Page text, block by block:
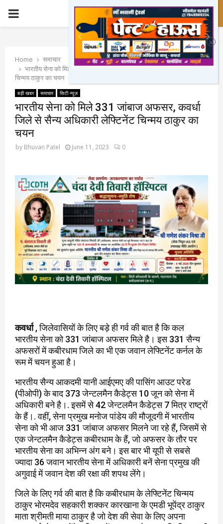
PRIMARY
Home
समाचार
भारतीय सेना को मिले 331 जांबाज अफसर, कवर्धा जिले से सैन्य अधिकारी लेफ्टिनेंट
चिन्मय ठाकुर का चयन
बड़ी खबर समाचार सिटी न्यूज़
भारतीय सेना को मिले 331 जांबाज अफसर, कवर्धा
जिले से सैन्य अधिकारी लेफ्टिनेंट चिन्मय ठाकुर का
चयन
by Bhuvan Patel June 11, 2023 0
कवर्धा, जिलेवासियों के लिए बड़े ही गर्व की बात है कि कल
भारतीय सेना को 331 जांबाज अफसर मिले है। इस 331 सैन्य
अफसरों में कबीरधाम जिले का भी एक जवान लेफ्टिनेंट कर्नल के
रूम में चयन हुआ है।
भारतीय सैन्य आकदमी यानी आईएमए की पासिंग आउट परेड
(पीओपी) के बाद 373 जेन्टलमैन कैडेट्स 10 जून को सेना में
अधिकारी बने है।. इसमें से 42 जेन्टलमैन कैडेट्स 7 मित्र राष्ट्रों
के हैं।. वहीं, सेना प्रमुख मनोज पांडेय की मौजूदगी में भारतीय
सेना को भी आज 331 जांबाज अफसर मिलने जा रहे हैं, जिसमें से
एक जेन्टलमैन कैडेट्स कबीरधाम के हैं, जो अफसर के तौर पर
भारतीय सेना का अभिन्न अंग बने। इस बार भी यूपी से सबसे
ज्यादा 36 जवान भारतीय सेना में अधिकारी बनें सेना प्रमुख की
अगुवाई में जवान देश की रक्षा की शपथ लेंगे।
जिले के लिए गर्व की बात है कि कबीरधाम के लेफ्टिनेंट चिन्मय
ठाकुर भोरमदेव सहकारी शक्कर कारखाना के एमडी भूपेंद्र ठाकुर
माता श्रीमती माया ठाकुर है जो देश की सेवा के लिए अपना